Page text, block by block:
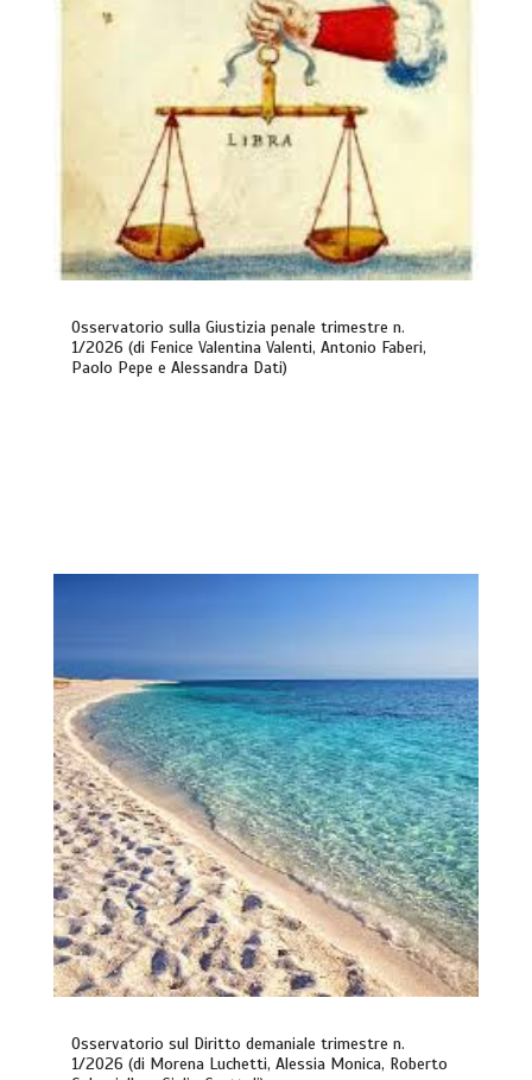
Osservatorio sulla Giustizia penale trimestre n.
1/2026 (di Fenice Valentina Valenti, Antonio Faberi,
Paolo Pepe e Alessandra Dati)
Osservatorio sul Diritto demaniale trimestre n.
1/2026 (di Morena Luchetti, Alessia Monica, Roberto